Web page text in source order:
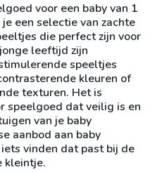
voor een baby van 1
een selectie van zachte
die perfect zijn voor
leeftijd zijn
speeltjes
kleuren of
texturen. Het is
speelgoed dat veilig is en
van je baby
aanbod aan baby
vinden dat past bij de
kleintje.